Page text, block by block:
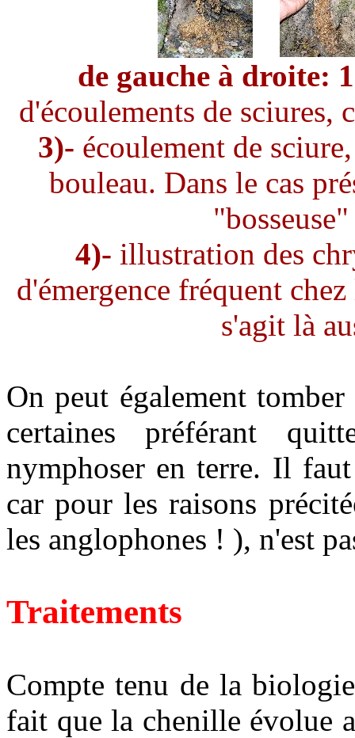
de gauche à droite:
d'écoulements de sciures,
3)- écoulement de
bouleau. Dans le cas
4)- illustration des
d'émergence fréquent
s'agit là
On peut également
certaines préférant
nymphoser en terre. Il
car pour les raisons
les anglophones ! ), n'est
Traitements
Compte tenu de la
fait que la chenille évolue